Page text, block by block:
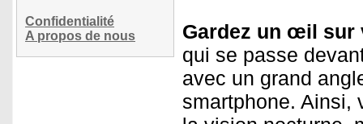
Confidentialité
A propos de nous
Gardez un œil sur
qui se passe
avec un grand
smartphone. Ainsi,